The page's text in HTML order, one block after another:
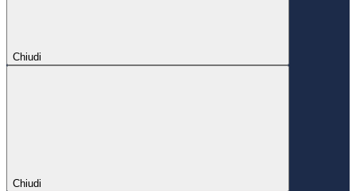
Chiudi
Chiudi